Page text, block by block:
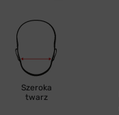
Szeroka
twarz